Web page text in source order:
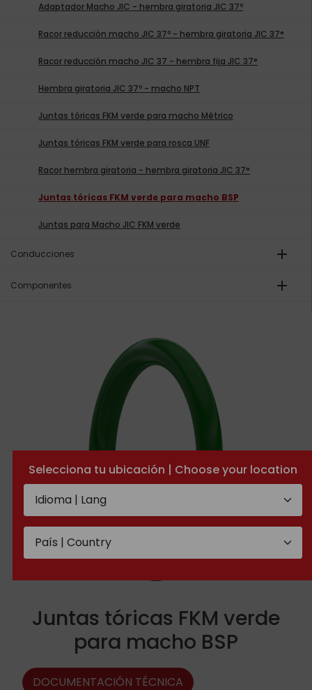
Selecciona tu ubicación | Choose your location
Adaptador Macho JIC - hembra giratoria JIC 37º
Racor reducción macho JIC 37º - hembra giratoria JIC 37°
Racor reducción macho JIC 37 - hembra fija JIC 37°
Hembra giratoria JIC 37º - macho NPT
Juntas tóricas FKM verde para macho Métrico
Juntas tóricas FKM verde para rosca UNF
Racor hembra giratoria - hembra giratoria JIC 37°
Juntas tóricas FKM verde para macho BSP
Juntas para Macho JIC FKM verde
Conducciones add
Componentes add
Juntas tóricas FKM verde
para macho BSP
DOCUMENTACIÓN TÉCNICA